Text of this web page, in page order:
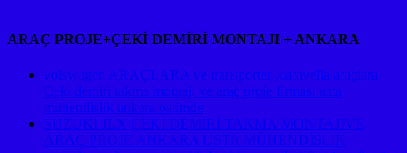
ARAÇ PROJE+ÇEKİ DEMİRİ MONTAJI + ANKARA
volswagen ARAÇLARA ve transporter ,caravella araçlara
Çeki demiri takma montajı ve araç proje firması usta
mühendislik ankara ostimde
SUZUKI JLX ÇEKİ DEMİRİ TAKMA MONTAJIVE
ARAÇ PROJE ANKARA USTA MÜHENDİSLİK